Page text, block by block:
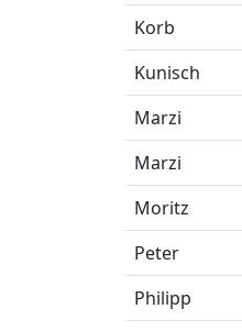
Korb
Kunisch
Marzi
Marzi
Moritz
Peter
Philipp